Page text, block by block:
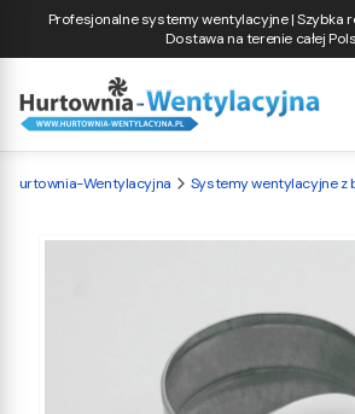
Profesjonalne systemy wentylacyjne | Szybka
Dostawa na terenie całej
Hurtownia-Wentylacyjna Systemy wentylacyjne z